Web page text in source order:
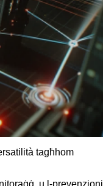
tagħhom
u l-prevenzjoni